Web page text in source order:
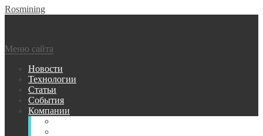
Rosmining
Меню сайта
Новости
Технологии
Статьи
События
Компании